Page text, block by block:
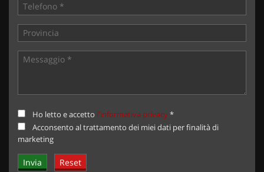
Ho letto e accetto l'informativa privacy*
Acconsento al trattamento dei miei dati per finalità di
marketing